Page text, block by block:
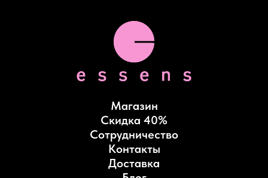
Магазин
Скидка 40%
Сотрудничество
Контакты
Доставка